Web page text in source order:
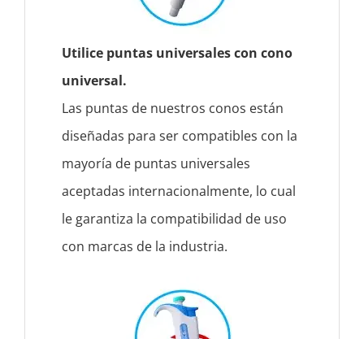
Utilice puntas universales con cono
universal.
Las puntas de nuestros conos están
diseñadas para ser compatibles con la
mayoría de puntas universales
aceptadas internacionalmente, lo cual
le garantiza la compatibilidad de uso
con marcas de la industria.